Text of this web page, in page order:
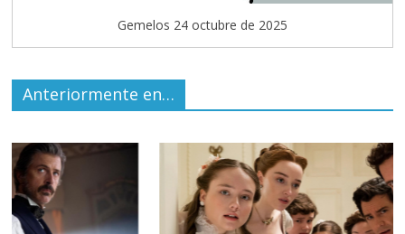
Gemelos 24 octubre de 2025
Anteriormente en…